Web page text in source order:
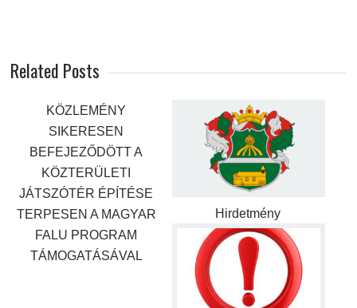
Related Posts
KÖZLEMÉNY
SIKERESEN
BEFEJEZŐDÖTT A
KÖZTERÜLETI
JÁTSZÓTÉR ÉPÍTÉSE
TERPESEN A MAGYAR
FALU PROGRAM
TÁMOGATÁSÁVAL
Hirdetmény